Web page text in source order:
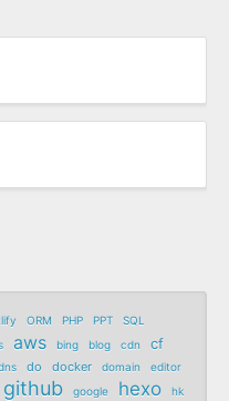
ORM PHP PPT
SQL
aws bing blog cdn cf
do docker domain
editor
github google hexo
hk